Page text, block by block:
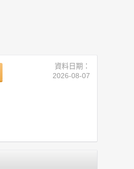
資料日期：
2026-08-07